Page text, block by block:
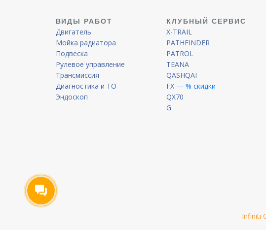
ВИДЫ РАБОТ
Двигатель
Мойка радиатора
Подвеска
Рулевое управление
Трансмиссия
Диагностика и ТО
Эндоскоп
КЛУБНЫЙ СЕРВИС
X-TRAIL
PATHFINDER
PATROL
TEANA
QASHQAI
FX — % скидки
QX70
G
Infiniti